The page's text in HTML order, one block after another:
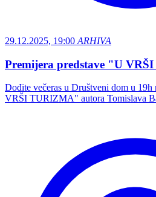
29.12.2025, 19:00 ARHIVA
Premijera predstave "U
Dođite večeras u Društveni dom u
VRŠI TURIZMA" autora Tomislava